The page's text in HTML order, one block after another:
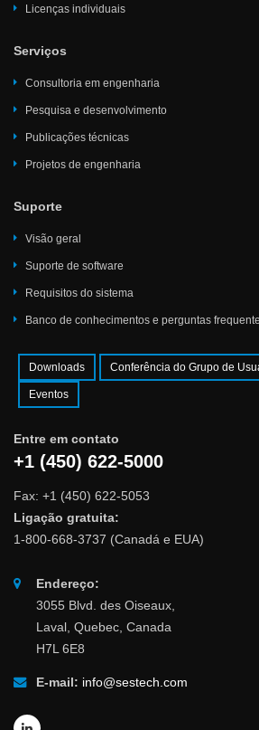
Licenças individuais
Serviços
Consultoria em engenharia
Pesquisa e desenvolvimento
Publicações técnicas
Projetos de engenharia
Suporte
Visão geral
Suporte de software
Requisitos do sistema
Banco de conhecimentos e perguntas
Downloads Conferência do Grupo de
Eventos
Entre em contato
+1 (450) 622-5000
Fax: +1 (450) 622-5053
Ligação gratuita:
1-800-668-3737 (Canadá e EUA)
Endereço:
3055 Blvd. des Oiseaux,
Laval, Quebec, Canada
H7L 6E8
E-mail: info@sestech.com